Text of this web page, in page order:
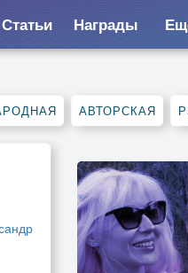
Статьи Награды
АВТОРСКАЯ